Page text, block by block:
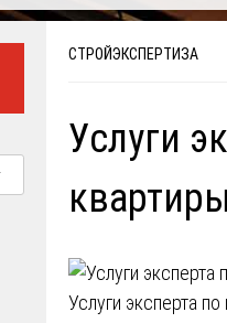
СТРОЙЭКСПЕРТИЗА
Услуги
квартиры
Услуги эксперта